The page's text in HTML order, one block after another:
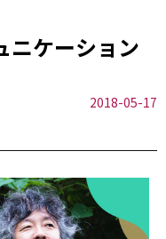
ニケーション
2018-05-17